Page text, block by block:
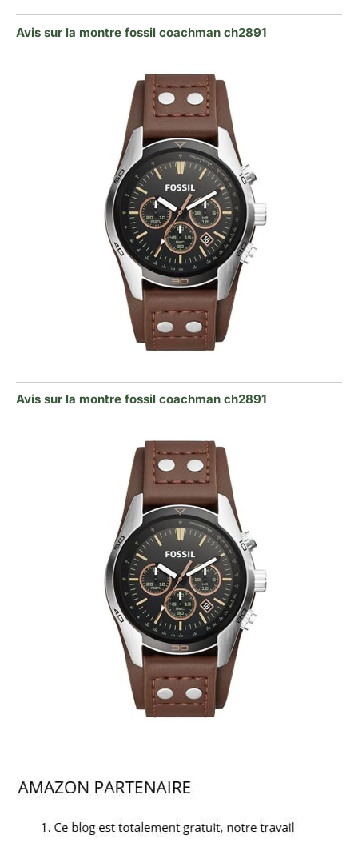
Avis sur la montre fossil coachman ch2891
Avis sur la montre fossil coachman ch2891